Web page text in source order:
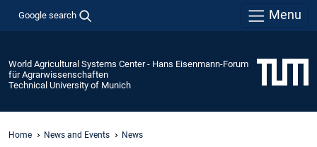
Google search Menu
World Agricultural Systems Center - Hans Eisenmann-Forum
für Agrarwissenschaften
Technical University of Munich
Home News and Events News